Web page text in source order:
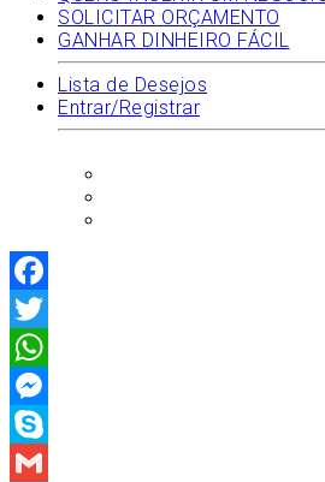
SOLICITAR ORÇAMENTO
GANHAR DINHEIRO FÁCIL
Lista de Desejos
Entrar/Registrar
Facebook
Twitter
WhatsApp
Messenger
Skype